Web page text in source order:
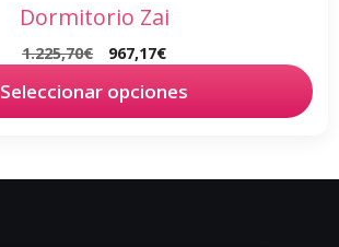
Dormitorio Zai
1.225,70€
El
original
era:
967,17€El
actual
es:
Seleccionar opciones